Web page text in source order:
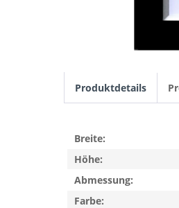
Produktdetails
Breite:
Höhe:
Abmessung:
Farbe: